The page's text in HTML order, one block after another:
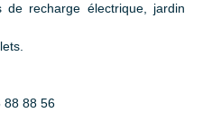
de recharge électrique, jardin
88 88 56